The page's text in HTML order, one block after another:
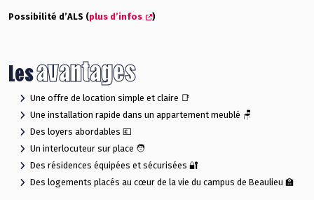
Possibilité d’ALS (plus d’infos )
Lesavantages
Une offre de location simple et claire 📑
Une installation rapide dans un appartement meublé 🪑
Des loyers abordables 💶
Un interlocuteur sur place 🧑
Des résidences équipées et sécurisées 🔐
Des logements placés au cœur de la vie du campus de Beaulieu 🏫